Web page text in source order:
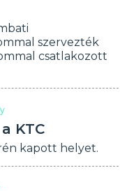
szervezték
csatlakozott
KTC
kapott helyet.